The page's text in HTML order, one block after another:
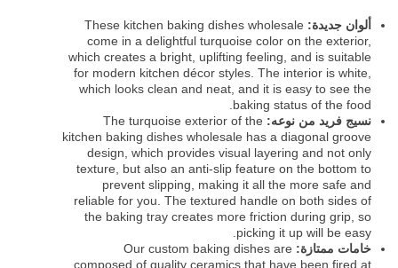
ألوان جديدة: These kitchen baking dishes wholesale
come in a delightful turquoise color on the exterior,
which creates a bright, uplifting feeling, and is suitable
for modern kitchen décor styles. The interior is white,
which looks clean and neat, and it is easy to see the
baking status of the food.
نسيج فريد من نوعه: The turquoise exterior of the
kitchen baking dishes wholesale has a diagonal groove
design, which provides visual layering and not only
texture, but also an anti-slip feature on the bottom to
prevent slipping, making it all the more safe and
reliable for you. The textured handle on both sides of
the baking tray creates more friction during grip, so
picking it up will be easy.
خامات ممتازة: Our custom baking dishes are
composed of quality ceramics that have been fired at